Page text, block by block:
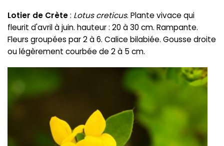
Lotier de Crète: Lotus creticus. Plante vivace qui
fleurit d'avril à juin. hauteur : 20 à 30 cm. Rampante.
Fleurs groupées par 2 à 6. Calice bilabiée. Gousse droite
ou légèrement courbée de 2 à 5 cm.